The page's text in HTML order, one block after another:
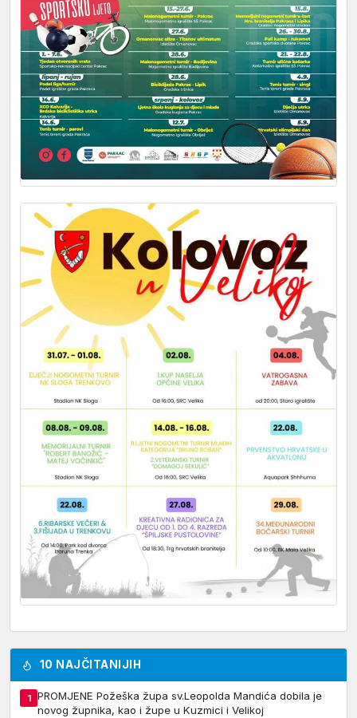
10 NAJČITANIJIH
1
PROMJENE Požeška župa sv.Leopolda Mandića dobila je
novog župnika, kao i župe u Kuzmici i Velikoj